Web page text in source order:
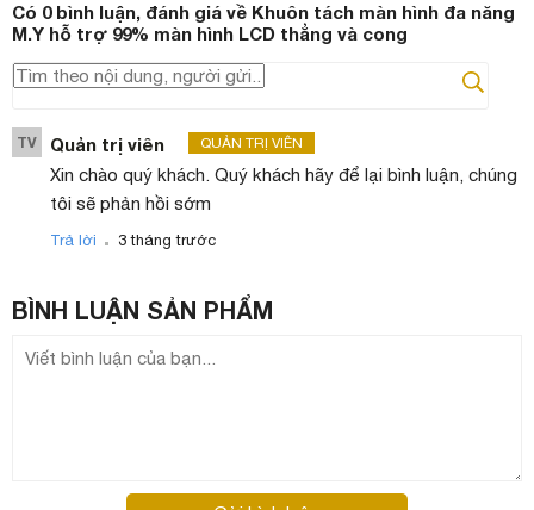
Có 0bình luận, đánh giá về Khuôn tách màn hình đa năng
M.Y hỗ trợ 99% màn hình LCD thẳng và cong
TV Quản trị viên QUẢN TRỊ VIÊN
Xin chào quý khách. Quý khách hãy để lại bình luận, chúng
tôi sẽ phản hồi sớm
Trả lời . 3 tháng trước
BÌNH LUẬN SẢN PHẨM